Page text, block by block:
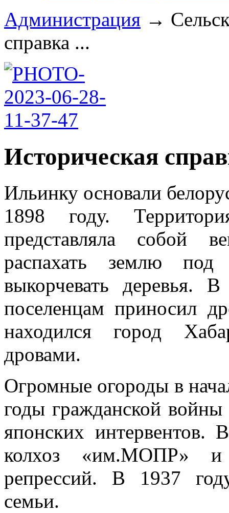
Администрация →
справка ...
Историческая
Ильинку основали
1898 году.
представляла собой
распахать землю
выкорчевать деревья.
поселенцам приносил
находился город
дровами.
Огромные огороды в
годы гражданской войны
японских интервентов.
колхоз «им.МОПР» и
репрессий. В 1937
семьи.